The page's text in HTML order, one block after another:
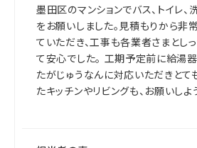
墨田区のマンションでバス、トイレ、
をお願いしました。見積もりから非
ていただき、工事も各業者さまとし
て安心でした。 工期予定前に給湯
たがじゅうなんに対応いただきとて
たキッチンやリビングも、お願いし